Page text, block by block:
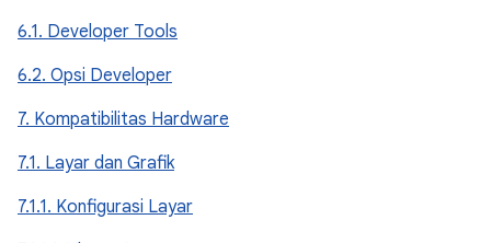
6.1. Developer Tools
6.2. Opsi Developer
7. Kompatibilitas Hardware
7.1. Layar dan Grafik
7.1.1. Konfigurasi Layar